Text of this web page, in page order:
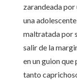
zarandeada
una
maltratada por
salir de la
en un guion
tanto